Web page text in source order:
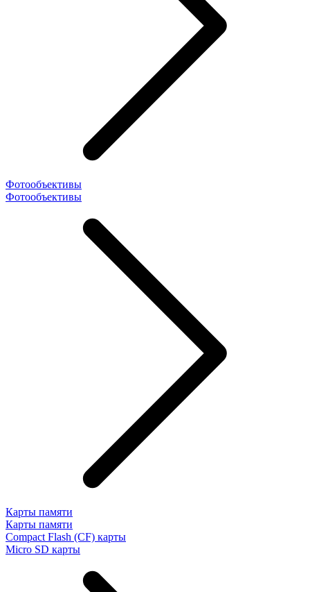
Фотообъективы
Фотообъективы
Карты памяти
Карты памяти
Compact Flash (CF) карты
Micro SD карты